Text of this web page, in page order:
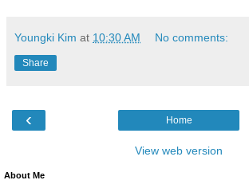
Youngki Kim at 10:30 AM No comments:
Share
‹ Home
View web version
About Me